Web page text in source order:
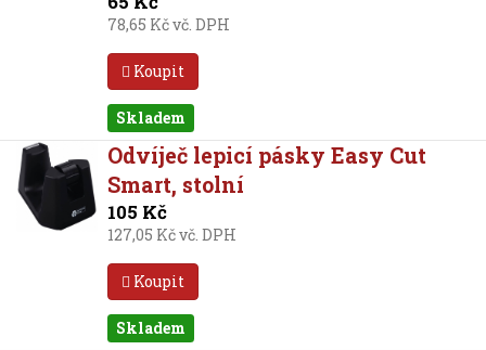
78,65 Kč vč. DPH
Koupit
Skladem
Odvíječ lepicí pásky Easy Cut
Smart, stolní
105 Kč
127,05 Kč vč. DPH
Koupit
Skladem